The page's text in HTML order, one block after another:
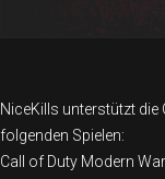
NiceKills unterstützt
folgenden Spielen:
Call of Duty Modern